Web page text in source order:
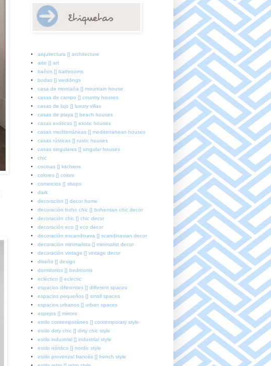
arquitectura [] architecture
arte [] art
baños [] bathrooms
bodas [] weddings
casa de montaña [] mountain house
casas de campo [] country houses
casas de lujo [] luxury villas
casas de playa [] beach houses
casas exóticas [] exotic houses
casas mediterráneas [] mediterranean houses
casas rústicas [] rustic houses
casas singulares [] singular houses
chic
cocinas [] kitchens
colores [] colors
comercios [] shops
dark
decoracion [] decor home
decoración boho chic [] bohemian chic decor
decoración chic [] chic decor
decoración eco [] eco decor
decoración escandinava [] scandinavian decor
decoración minimalista [] minimalist decor
decoración vintage [] vintage decor
diseño [] design
dormitorios [] bedrooms
ecléctico [] eclectic
espacios diferentes [] different spaces
espacios pequeños [] small spaces
espacios urbanos [] urban spaces
espejos [] mirrors
estilo contemporáneo [] contemporary style
estilo dirty chic [] dirty chic style
estilo industrial [] industrial style
estilo nórdico [] nordic style
estilo provenzal francés [] french style